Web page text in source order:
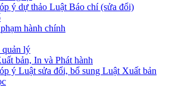
ý dự thảo Luật Báo chí (sửa đổi)
hành chính
quản lý
bản, In và Phát hành
ý Luật sửa đổi, bổ sung Luật Xuất bản